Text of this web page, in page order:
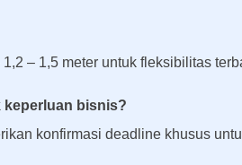
– 1,5 meter untuk fleksibilitas
keperluan bisnis?
konfirmasi deadline khusus